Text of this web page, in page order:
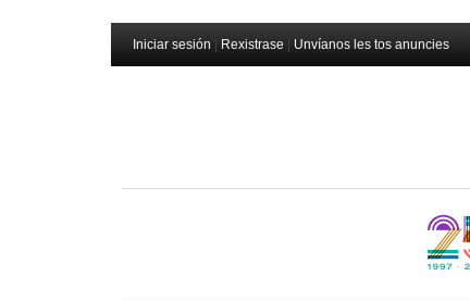
Iniciar sesión Rexistrase Unvíanos les tos anuncies